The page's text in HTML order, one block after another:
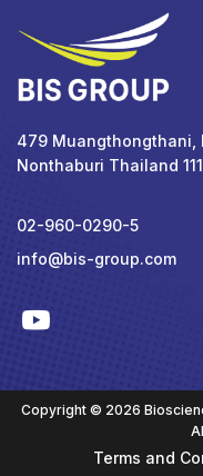
479 Muangthongthani,
Nonthaburi Thailand
02-960-0290-5
info@bis-group.com
Copyright © 2026
Terms and